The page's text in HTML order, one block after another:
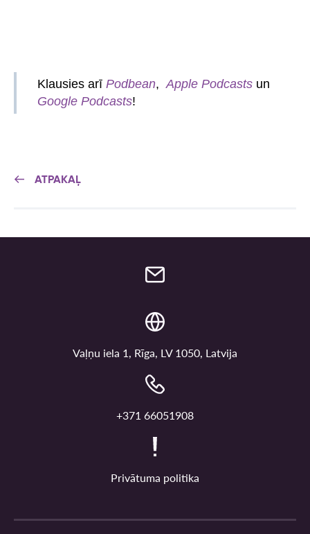
Klausies arī Podbean, Apple Podcasts un
Google Podcasts!
ATPAKAĻ
Vaļņu iela 1, Rīga, LV 1050, Latvija
+371 66051908
Privātuma politika